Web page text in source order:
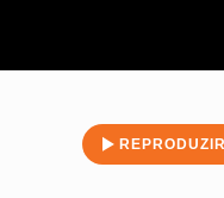
REPRODUZIR